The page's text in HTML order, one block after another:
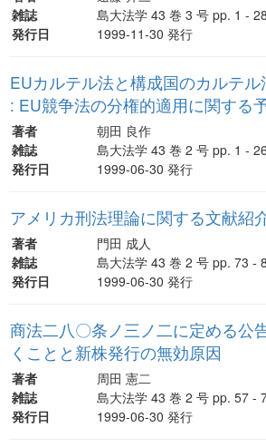
雑誌
島大法学 43 巻 3 号 pp. 1 - 28
発行日
1999-11-30 発行
EUカルテル法と構成国のカルテ
: EU競争法の分権的適用に関する
著者
朝田 良作
雑誌
島大法学 43 巻 2 号 pp. 1 - 26
発行日
1999-06-30 発行
アメリカ刑法理論に関する文献紹
著者
門田 成人
雑誌
島大法学 43 巻 2 号 pp. 73 -
発行日
1999-06-30 発行
商法二八〇条ノ三ノ二に定める公
くことと新株発行の無効原因
著者
周田 憲二
雑誌
島大法学 43 巻 2 号 pp. 57 -
発行日
1999-06-30 発行